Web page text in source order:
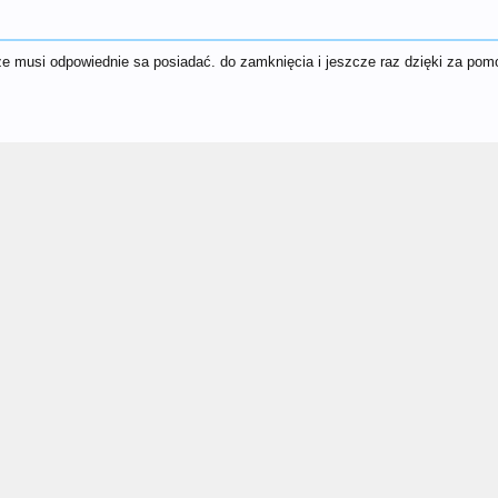
musi odpowiednie sa posiadać. do zamknięcia i jeszcze raz dzięki za